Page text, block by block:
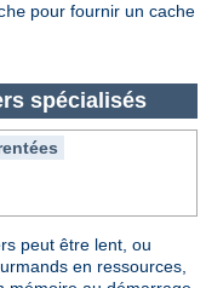
pour fournir un cache
spécialisés
peut être lent, ou
en ressources,